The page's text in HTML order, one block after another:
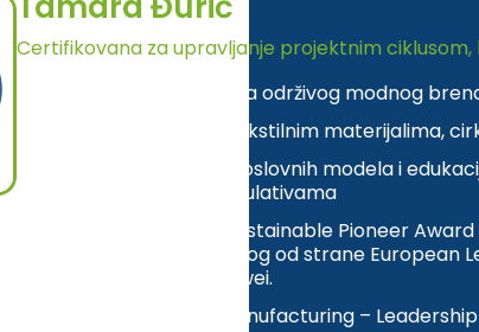
Certifikovana za upravljanje projektnim
Osnivačica i direktorica održivog modnog
Fokus na inovacije u tekstilnim materijalima,
Uključenost u razvoj poslovnih modela i
usklađivanju sa EU regulativama
Dobitnica priznanja Sustainable Pioneer
inovacijama, dodijeljenog od strane European
pokroviteljstvom Huawei.
STRADA Women in Manufacturing –